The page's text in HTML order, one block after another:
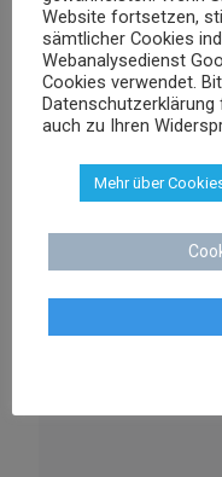
Website fortsetzen,
sämtlicher Cookies
Webanalysedienst
Cookies verwendet.
auch zu Ihren
Mehr über